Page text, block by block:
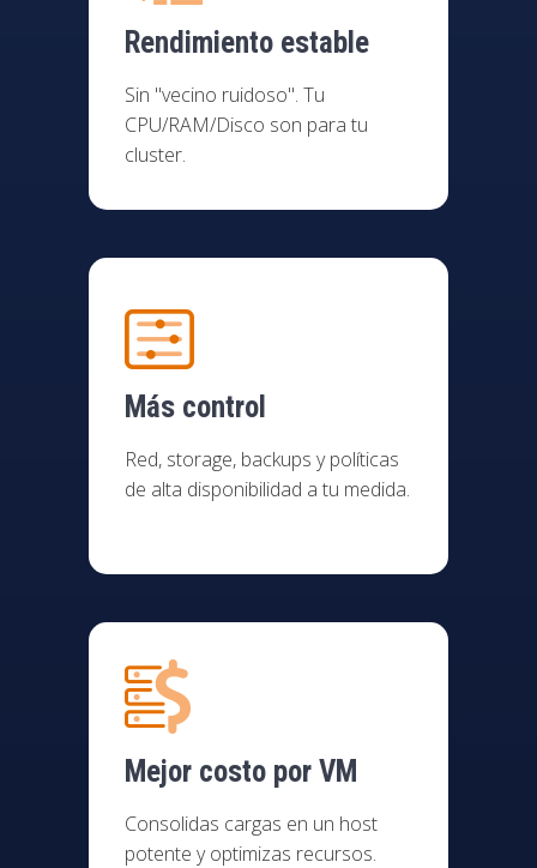
Rendimiento estable
Sin "vecino ruidoso". Tu
CPU/RAM/Disco son para tu
cluster.
Más control
Red, storage, backups y políticas
de alta disponibilidad a tu medida.
Mejor costo por VM
Consolidas cargas en un host
potente y optimizas recursos.